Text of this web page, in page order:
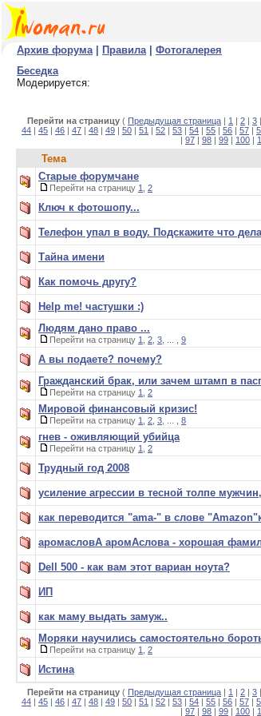
Архив форума| Правила| Фотогалерея
Беседка
Модерируется:
Перейти на страницу ( Предыдущая страница | 1 | 2 | 3 |
44 | 45 | 46 | 47 | 48 | 49 | 50 | 51 | 52 | 53 | 54 | 55 | 56 | 57 |
| 97 | 98 | 99 | 100 |
Тема
Старые форумчане
Перейти на страницу 1 2
Ключ к фотошопу...
Телефон упал в воду. Подскажите что
Тайна имени
Как помочь другу?
Help me! частушки :)
Людям дано право ...
Перейти на страницу 1 2 3 9
А вы подаете? почему?
Гражданский брак, или зачем штамп в
Перейти на страницу 1 2
Мировой финансовый кризис!
Перейти на страницу 1 2 3 8
гнев - оживляющий убийца
Перейти на страницу 1 2
Трудный год 2008
усиление агрессии в тесной толпе
как переводится "ama-" в слове
аромасловА аромАслова - хорошая
Dell 500 - как вам этот вариан ноута?
ИП
как маму выдать замуж..
Моряки научились самостоятельно
Перейти на страницу 1 2
Истина
Перейти на страницу ( Предыдущая страница | 1 | 2 | 3 |
44 | 45 | 46 | 47 | 48 | 49 | 50 | 51 | 52 | 53 | 54 | 55 | 56 | 57 |
| 97 | 98 | 99 | 100 |